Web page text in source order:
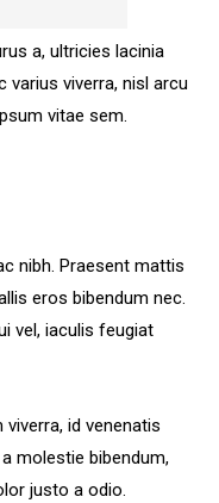
a, ultricies lacinia
varius viverra, nisl arcu
vitae sem.
nibh. Praesent mattis
eros bibendum nec.
vel, iaculis feugiat
id venenatis
molestie bibendum,
justo a odio.